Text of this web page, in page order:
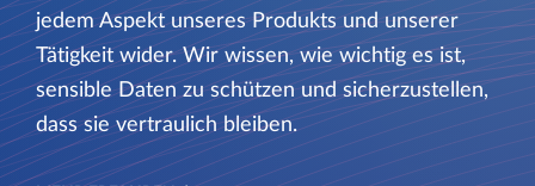
jedem Aspekt unseres Produkts und unserer
Tätigkeit wider. Wir wissen, wie wichtig es ist,
sensible Daten zu schützen und sicherzustellen,
dass sie vertraulich bleiben.